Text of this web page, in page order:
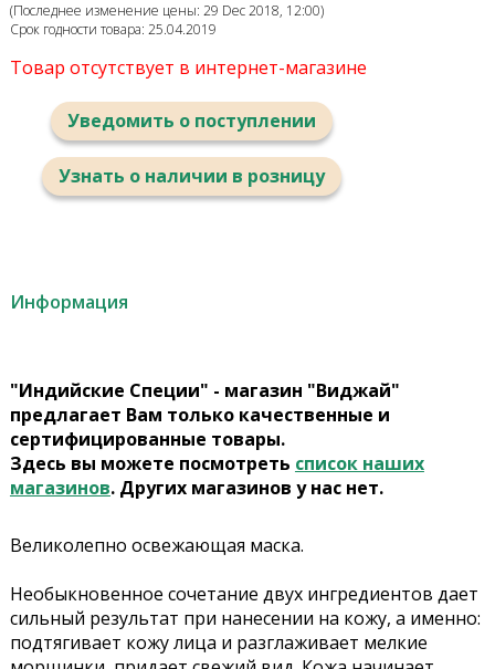
(Последнее изменение цены: 29 Dec 2018, 12:00)
Срок годности товара: 25.04.2019
Товар отсутствует в интернет-магазине
Уведомить о поступлении
Узнать о наличии в розницу
Информация
"Индийские Специи" - магазин "Виджай"
предлагает Вам только качественные и
сертифицированные товары.
Здесь вы можете посмотреть список наших
магазинов. Других магазинов у нас нет.
Великолепно освежающая маска.
Необыкновенное сочетание двух ингредиентов дает
сильный результат при нанесении на кожу, а именно:
подтягивает кожу лица и разглаживает мелкие